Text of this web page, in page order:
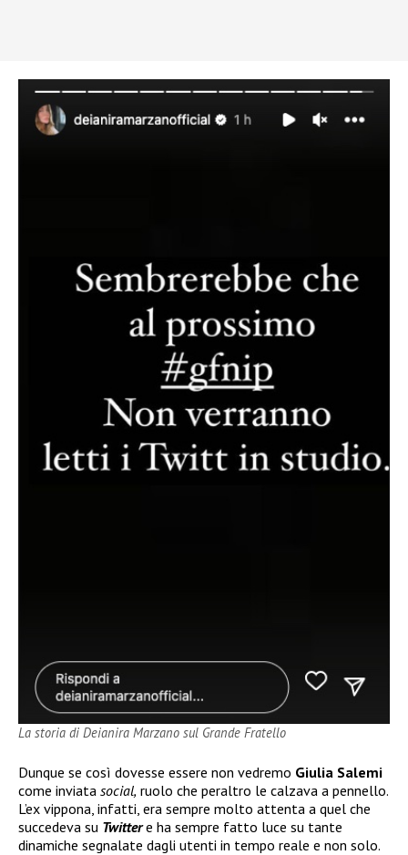
La storia di Deianira Marzano sul Grande Fratello
Dunque se così dovesse essere non vedremo Giulia Salemi
come inviata social, ruolo che peraltro le calzava a pennello.
L’ex vippona, infatti, era sempre molto attenta a quel che
succedeva su Twittere ha sempre fatto luce su tante
dinamiche segnalate dagli utenti in tempo reale e non solo.